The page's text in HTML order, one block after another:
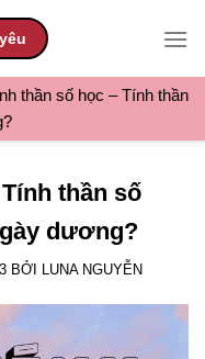
thần số học – Tính thần
thần số
dương?
BỞI LUNA NGUYỄN